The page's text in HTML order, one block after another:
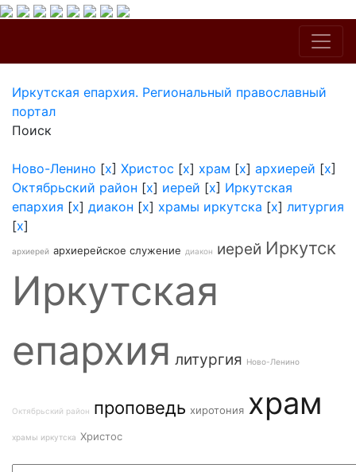
Иркутская епархия. Региональный православный
портал
Поиск
Ново-Ленино [x] Христос [x] храм [x] архиерей [x]
Октябрьский район [x] иерей [x] Иркутская
епархия [x] диакон [x] храмы иркутска [x] литургия
[x]
архиерей архиерейское служение диакон иерей Иркутск
Иркутская
епархия литургия Ново-Ленино
Октябрьский район проповедь хиротония храм
храмы иркутска Христос